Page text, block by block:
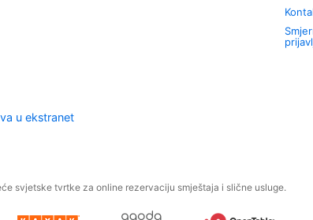
u ekstranet
svjetske tvrtke za online rezervaciju smještaja i slične usluge.